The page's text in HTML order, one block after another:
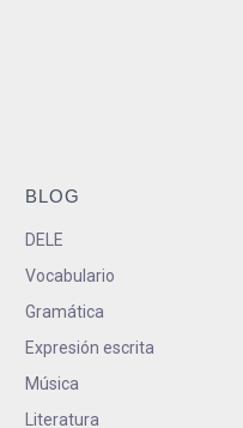
BLOG
DELE
Vocabulario
Gramática
Expresión escrita
Música
Literatura